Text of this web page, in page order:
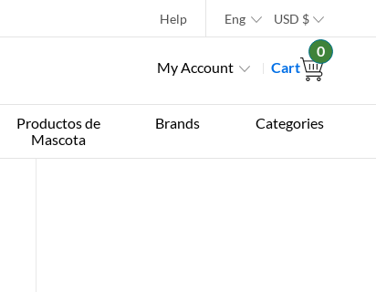
Help Eng USD $
My Account Cart
0
Productos de
Mascota
Brands Categories